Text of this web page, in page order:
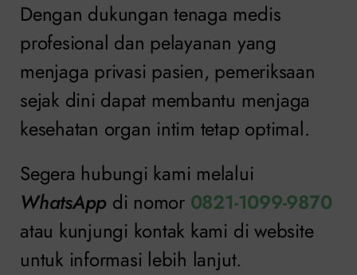
Dengan dukungan tenaga medis
profesional dan pelayanan yang
menjaga privasi pasien, pemeriksaan
sejak dini dapat membantu menjaga
kesehatan organ intim tetap optimal.
Segera hubungi kami melalui
WhatsApp di nomor 0821-1099-9870
atau kunjungi kontak kami di website
untuk informasi lebih lanjut.